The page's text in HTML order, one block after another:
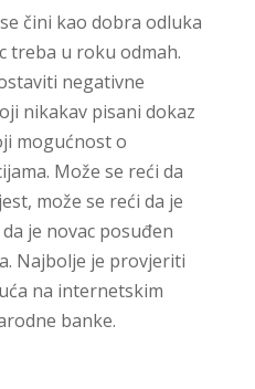
čini kao dobra odluka
treba u roku odmah.
negativne
nikakav pisani dokaz
mogućnost o
Može se reći da
može se reći da je
je novac posuđen
Najbolje je provjeriti
na internetskim
banke.